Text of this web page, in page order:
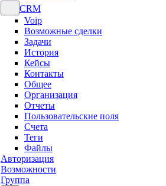
CRM
Voip
Возможные сделки
Задачи
История
Кейсы
Контакты
Общее
Организация
Отчеты
Пользовательские поля
Счета
Теги
Файлы
Авторизация
Возможности
Группа